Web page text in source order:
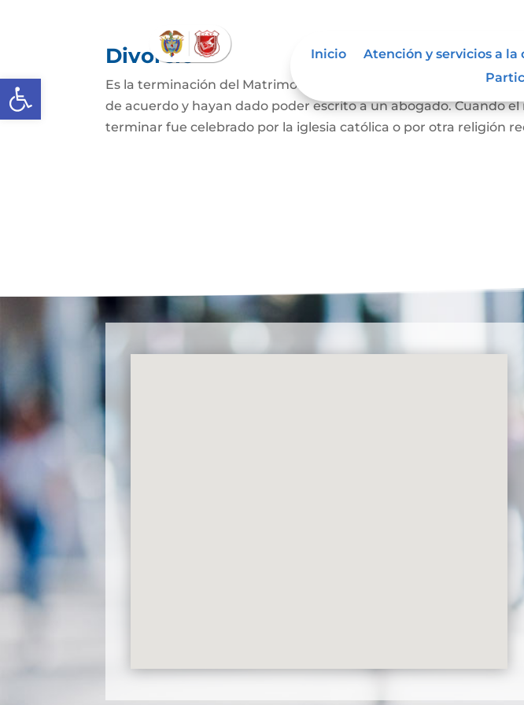
Abrir barra de herramientas
Inicio Atención y servicios a la
Divorcio
Es la terminación del Matrimonio Civil y se puede hace en
de acuerdo y hayan dado poder escrito a un abogado. Cuando
terminar fue celebrado por la iglesia católica o por otra religión